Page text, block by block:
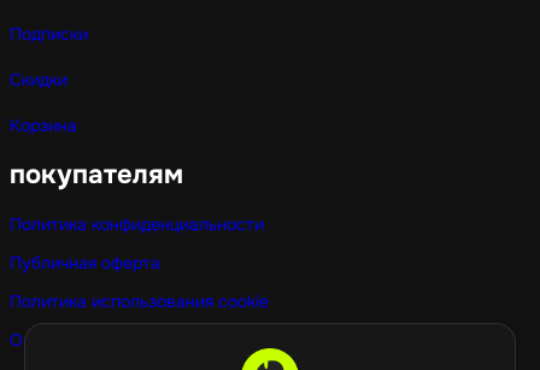
Подписки
Скидки
Корзина
покупателям
Политика конфиденциальности
Публичная оферта
Политика использования cookie
Оптовые покупки